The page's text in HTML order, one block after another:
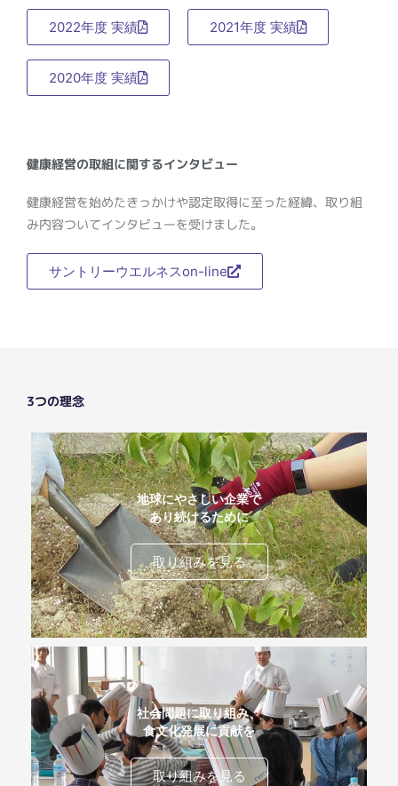
2022年度 実績 2021年度 実績
2020年度 実績
健康経営の取組に関するインタビュー
健康経営を始めたきっかけや認定取得に至った経緯、取り組
み内容ついてインタビューを受けました。
サントリーウエルネスon-line
3つの理念
地球にやさしい企業で
あり続けるために
取り組みを見る
社会問題に取り組み、
食文化発展に貢献を
取り組みを見る